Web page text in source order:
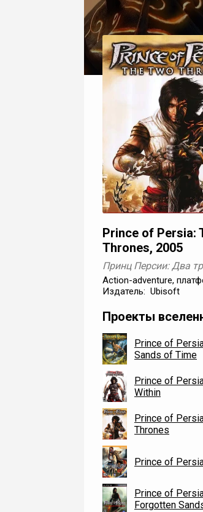
Prince of Persia:
Thrones, 2005
Принц Персии: Два
Action-adventure,
Издатель: Ubisoft
Проекты
Prince of
Sands of Time
Prince of
Within
Prince of
Thrones
Prince of
Prince of
Forgotten